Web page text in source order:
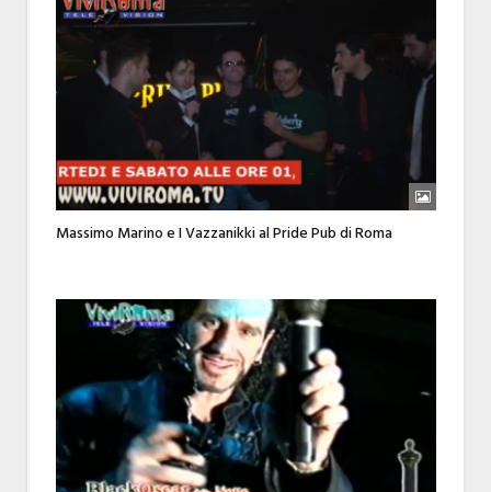
Massimo Marino e I Vazzanikki al Pride Pub di Roma